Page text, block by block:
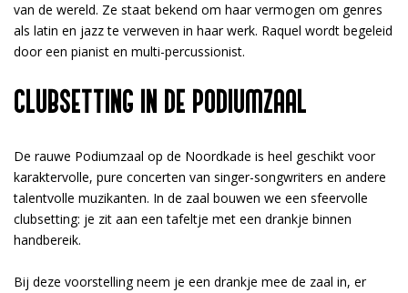
van de wereld. Ze staat bekend om haar vermogen om genres
als latin en jazz te verweven in haar werk. Raquel wordt begeleid
door een pianist en multi-percussionist.
CLUBSETTING IN DE PODIUMZAAL
De rauwe Podiumzaal op de Noordkade is heel geschikt voor
karaktervolle, pure concerten van singer-songwriters en andere
talentvolle muzikanten. In de zaal bouwen we een sfeervolle
clubsetting: je zit aan een tafeltje met een drankje binnen
handbereik.
Bij deze voorstelling neem je een drankje mee de zaal in, er